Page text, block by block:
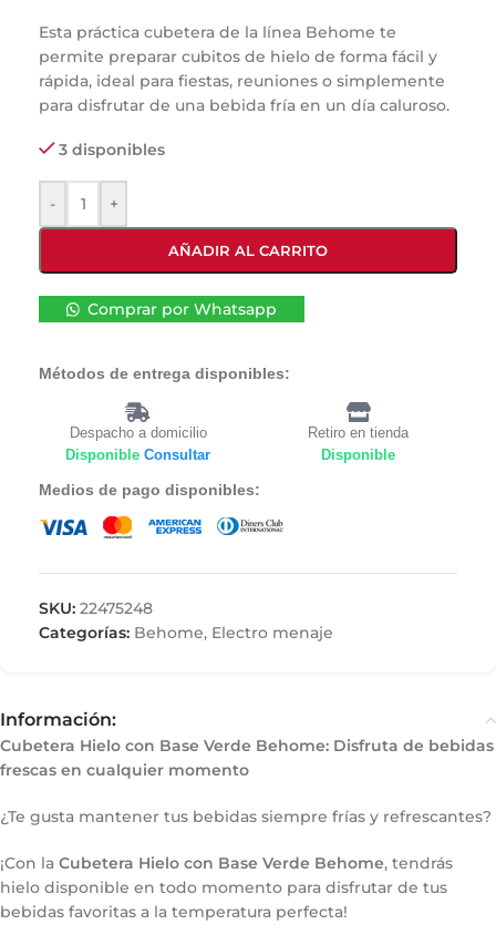
Esta práctica cubetera de la línea Behome te
permite preparar cubitos de hielo de forma fácil y
rápida, ideal para fiestas, reuniones o simplemente
para disfrutar de una bebida fría en un día caluroso.
3 disponibles
- +
AÑADIR AL CARRITO
Comprar por Whatsapp
Métodos de entrega disponibles:
Despacho a domicilio
Disponible Consultar
Retiro en tienda
Disponible
Medios de pago disponibles:
SKU: 22475248
Categorías: Behome, Electro menaje
Información:
Cubetera Hielo con Base Verde Behome: Disfruta de bebidas
frescas en cualquier momento
¿Te gusta mantener tus bebidas siempre frías y refrescantes?
¡Con la Cubetera Hielo con Base Verde Behome, tendrás
hielo disponible en todo momento para disfrutar de tus
bebidas favoritas a la temperatura perfecta!